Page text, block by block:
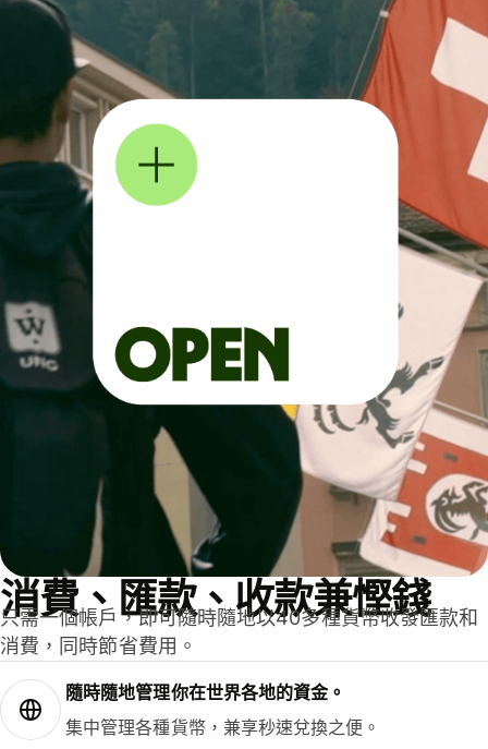
消費、匯款、收款兼慳錢
只需一個帳戶，即可隨時隨地以40多種貨幣收發匯款和
消費，同時節省費用。
隨時隨地管理你在世界各地的資金。
集中管理各種貨幣，兼享秒速兌換之便。